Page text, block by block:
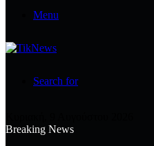
Menu
Search for
Breaking News